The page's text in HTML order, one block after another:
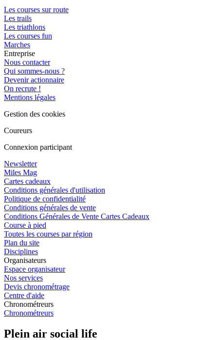
Les courses sur route
Les trails
Les triathlons
Les courses fun
Marches
Entreprise
Nous contacter
Qui sommes-nous ?
Devenir actionnaire
On recrute !
Mentions légales
Gestion des cookies
Coureurs
Connexion participant
Newsletter
Miles Mag
Cartes cadeaux
Conditions générales d'utilisation
Politique de confidentialité
Conditions générales de vente
Conditions Générales de Vente Cartes Cadeaux
Course à pied
Toutes les courses par région
Plan du site
Disciplines
Organisateurs
Espace organisateur
Nos services
Devis chronométrage
Centre d'aide
Chronométreurs
Chronométreurs
Plein air social life